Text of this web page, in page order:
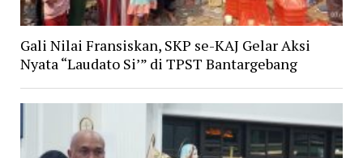
Gali Nilai Fransiskan, SKP se-KAJ Gelar Aksi
Nyata “Laudato Si’” di TPST Bantargebang